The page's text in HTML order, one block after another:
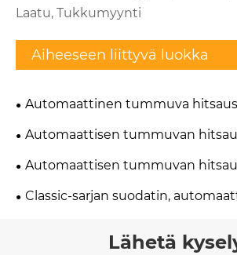
Laatu, Tukkumyynti
Aiheeseen liittyvä luokka
Automaattinen tummuva
Automaattisen tummuvan
Automaattisen tummuvan
Classic-sarjan suodatin,
Lähetä